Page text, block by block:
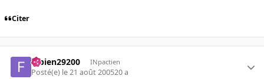
Citer
fabien29200 INpactien
Posté(e) le 21 août 200520 a